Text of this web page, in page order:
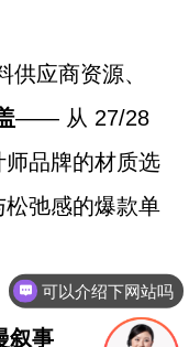
供应商资源、
—— 从 27/28
品牌的材质选
弛感的爆款单
叙事
可以介绍下网站吗